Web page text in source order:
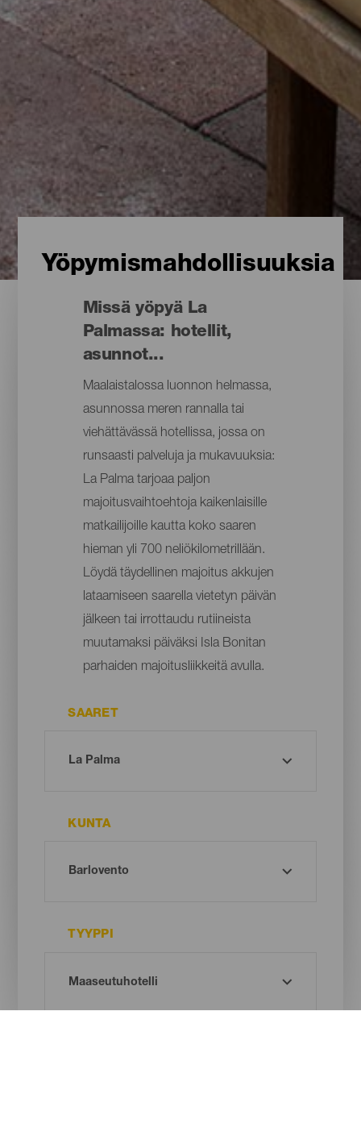
Yöpymismahdollisuuksia
Missä yöpyä La
Palmassa: hotellit,
asunnot...
Maalaistalossa luonnon helmassa,
asunnossa meren rannalla tai
viehättävässä hotellissa, jossa on
runsaasti palveluja ja mukavuuksia:
La Palma tarjoaa paljon
majoitusvaihtoehtoja kaikenlaisille
matkailijoille kautta koko saaren
hieman yli 700 neliökilometrillään.
Löydä täydellinen majoitus akkujen
lataamiseen saarella vietetyn päivän
jälkeen tai irrottaudu rutiineista
muutamaksi päiväksi Isla Bonitan
parhaiden majoitusliikkeitä avulla.
SAARET
KUNTA
TYYPPI